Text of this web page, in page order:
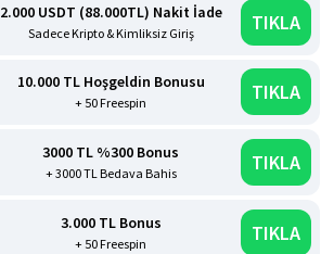
2.000 USDT (88.000TL) Nakit İade
Sadece Kripto & Kimliksiz Giriş TIKLA
10.000 TL Hoşgeldin Bonusu
+ 50 Freespin TIKLA
3000 TL %300 Bonus
+ 3000 TL Bedava Bahis TIKLA
3.000 TL Bonus
+ 50 Freespin TIKLA